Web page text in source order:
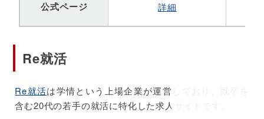
公式ページ 詳細
Re就活
Re就活は学情という上場企業が運営しており、既卒を
含む20代の若手の就活に特化した求人サイトです。